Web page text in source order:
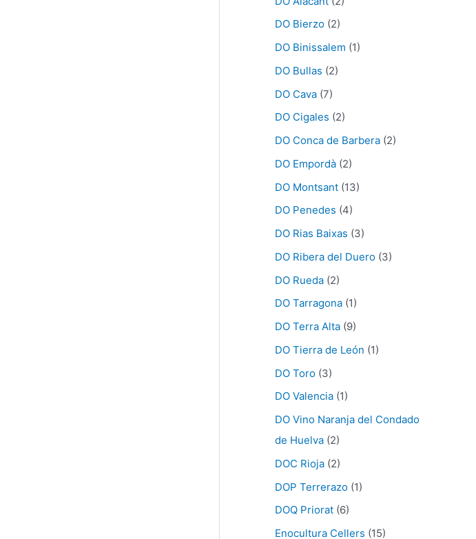
DO Bierzo (2)
DO Binissalem (1)
DO Bullas (2)
DO Cava (7)
DO Cigales (2)
DO Conca de Barbera (2)
DO Empordà (2)
DO Montsant (13)
DO Penedes (4)
DO Rias Baixas (3)
DO Ribera del Duero (3)
DO Rueda (2)
DO Tarragona (1)
DO Terra Alta (9)
DO Tierra de León (1)
DO Toro (3)
DO Valencia (1)
DO Vino Naranja del Condado
de Huelva (2)
DOC Rioja (2)
DOP Terrerazo (1)
DOQ Priorat (6)
Enocultura Cellers (15)